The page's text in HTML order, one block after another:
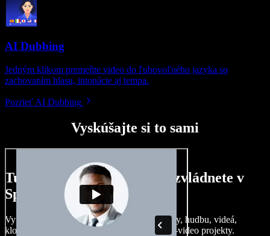
AI Dubbing
Jedným klikom premeňte video do ľubovoľného jazyka so
zachovaním hlasu, intonácie aj tempa.
Pozrieť AI Dubbing
Vyskúšajte si to sami
Tu je malá ukážka toho, čo zvládnete v
Speechify Studio.
Vytvárajte dabingy, pridajte bezplatné obrázky, hudbu, videá,
klonujte svoj hlas – postavíte pôsobivé audio-video projekty.